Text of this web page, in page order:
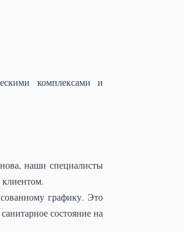
комплексами и
наши специалисты
графику. Это
состояние на